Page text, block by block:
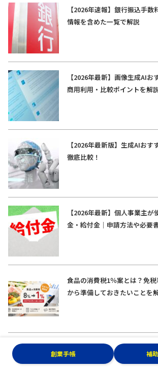
【2026年速報】銀行振込手
情報を含めた一覧で解説
【2026年最新】画像生成AIお
商用利用・比較ポイントを解
【2026年最新版】生成AIおす
徹底比較！
【2026年最新】個人事業主
金・給付金｜申請方法や必要
食品の消費税1％案とは？免
から準備しておきたいことを
創業手帳 補